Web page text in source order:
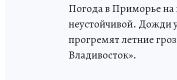
Погода в Приморье
неустойчивой. Дожди
прогремят летние
Владивосток».